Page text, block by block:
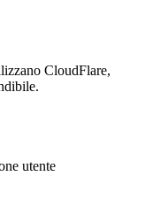
CloudFlare,
utente